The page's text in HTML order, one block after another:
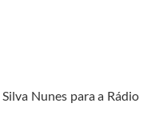
Nunes para a Rádio